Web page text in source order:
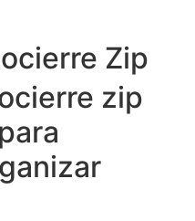
Zip
zip